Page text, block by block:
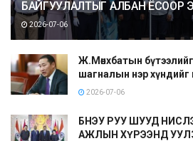
БАЙГУУЛАЛТЫГ АЛБАН ЁСООР
2026-07-06
Ж.Мөнхбатын бүтээлийг
шагналын нэр хүндийг
2026-07-06
БНЭУ РУУ ШУУД
АЖЛЫН ХҮРЭЭНД